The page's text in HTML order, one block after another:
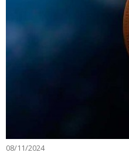
08/11/2024